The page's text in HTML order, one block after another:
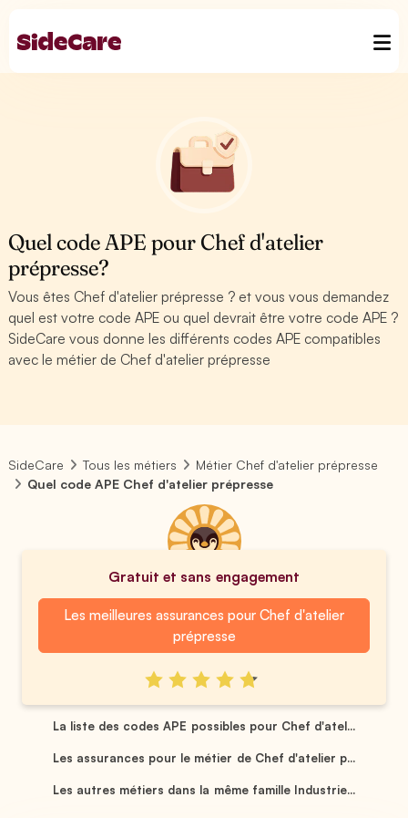
Quel code APE pour Chef d'atelier
prépresse?
Vous êtes Chef d'atelier prépresse ? et vous vous demandez
quel est votre code APE ou quel devrait être votre code APE ?
SideCare vous donne les différents codes APE compatibles
avec le métier de Chef d'atelier prépresse
SideCare Tous les métiers
Métier Chef d'atelier prépresse
Quel code APE Chef d'atelier prépresse
Gratuit et sans engagement
Les meilleures assurances pour Chef d'atelier
prépresse
La liste des codes APE possibles pour Chef d'atel...
Les assurances pour le métier de Chef d'atelier p...
Les autres métiers dans la même famille Industrie...